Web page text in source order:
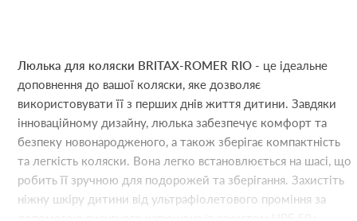
Люлька для коляски BRITAX-ROMER RIO - це ідеальне
доповнення до вашої коляски, яке дозволяє
використовувати її з перших днів життя дитини. Завдяки
інноваційному дизайну, люлька забезпечує комфорт та
безпеку новонародженого, а також зберігає компактність
та легкість коляски. Вона легко встановлюється на шасі, що
робить її зручною для подорожей та зберігання. Захистіть
ніжну шкіру дитини від ультрафіолетового проміння за